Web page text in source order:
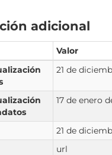
adicional
Valor
21 de
17 de enero
21 de
url